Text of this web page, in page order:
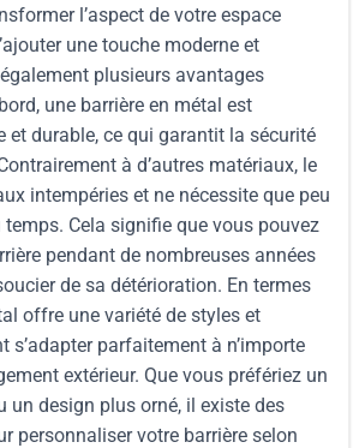
l’aspect de votre espace
une touche moderne et
plusieurs avantages
une barrière en métal est
et durable, ce qui garantit la sécurité
à d’autres matériaux, le
intempéries et ne nécessite que peu
temps. Cela signifie que vous pouvez
pendant de nombreuses années
de sa détérioration. En termes
offre une variété de styles et
s’adapter parfaitement à n’importe
extérieur. Que vous préfériez un
un design plus orné, il existe des
personnaliser votre barrière selon